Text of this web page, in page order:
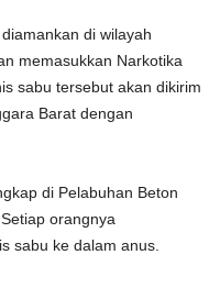
di wilayah
memasukkan Narkotika
sabu tersebut akan dikirim
Barat dengan
di Pelabuhan Beton
orangnya
sabu ke dalam anus.